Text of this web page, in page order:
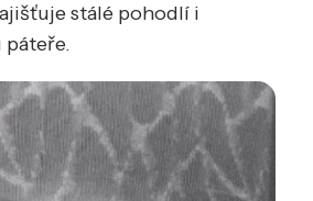
stálé pohodlí i
páteře.